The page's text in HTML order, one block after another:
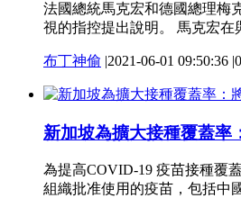
法國總統馬克宏和德國總理梅
視的指控提出說明。 馬克宏
布丁神偷 |2021-06-01 09:50:36 |0
新加坡為擴大接種覆蓋率
為提高COVID-19 疫苗接種覆
組織批准使用的疫苗，包括中